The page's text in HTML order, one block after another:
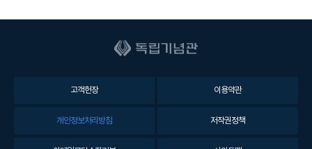
고객헌장 이용약관
개인정보처리방침 저작권정책